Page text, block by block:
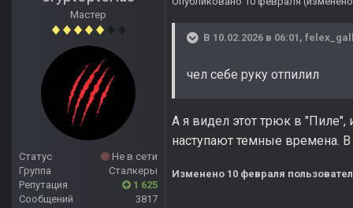
Мастер
Статус
Не в сети
Группа
Сталкеры
Репутация
1 625
Сообщений
3817
В 10.02.2026 в 06:01,
чел себе руку отпилил
А я видел этот трюк в "Пиле",
наступают темные времена.
Изменено 10 февраля